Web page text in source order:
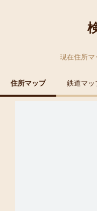
現在住所マ
住所マップ 鉄道マッ